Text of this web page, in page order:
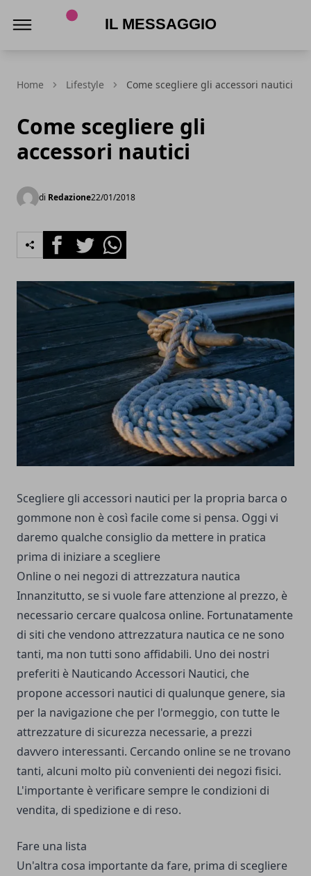
Home Lifestyle Come scegliere gli accessori nautici
Come scegliere gli
accessori nautici
di Redazione22/01/2018
FacebookTwitterWhatsapp
Scegliere gli accessori nautici per la propria barca o
gommone non è così facile come si pensa. Oggi vi
daremo qualche consiglio da mettere in pratica
prima di iniziare a scegliere
Online o nei negozi di attrezzatura nautica
Innanzitutto, se si vuole fare attenzione al prezzo, è
necessario cercare qualcosa online. Fortunatamente
di siti che vendono attrezzatura nautica ce ne sono
tanti, ma non tutti sono affidabili. Uno dei nostri
preferiti è Nauticando Accessori Nautici, che
propone accessori nautici di qualunque genere, sia
per la navigazione che per l'ormeggio, con tutte le
attrezzature di sicurezza necessarie, a prezzi
davvero interessanti. Cercando online se ne trovano
tanti, alcuni molto più convenienti dei negozi fisici.
L'importante è verificare sempre le condizioni di
vendita, di spedizione e di reso.
Fare una lista
Un'altra cosa importante da fare, prima di scegliere